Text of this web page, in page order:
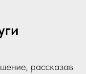
рассказав